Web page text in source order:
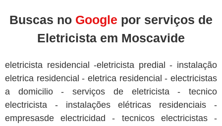
Buscas no Google por serviços de
Eletricista em Moscavide
eletricista residencial -eletricista predial - instalação
eletrica residencial - eletrica residencial - electricistas
a domicilio - serviços de eletricista - tecnico
electricista - instalações elétricas residenciais -
empresasde electricidad - tecnicos electricistas -